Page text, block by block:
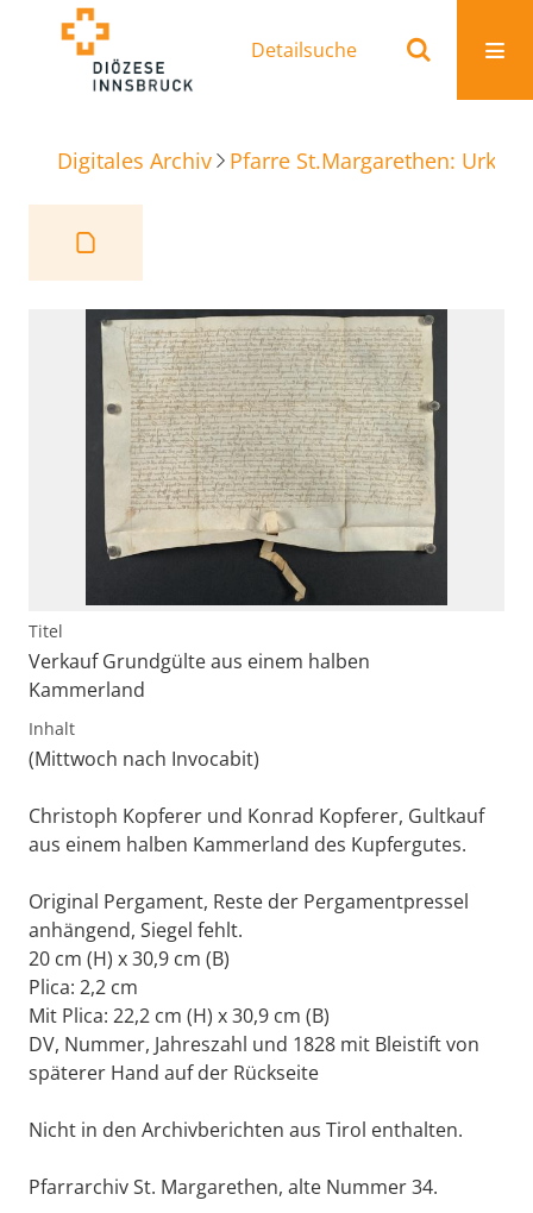
Detailsuche
Digitales Archiv Pfarre St.Margarethen:
Titel
Verkauf Grundgülte aus einem halben
Kammerland
Inhalt
(Mittwoch nach Invocabit)
Christoph Kopferer und Konrad Kopferer, Gultkauf
aus einem halben Kammerland des Kupfergutes.
Original Pergament, Reste der Pergamentpressel
anhängend, Siegel fehlt.
20 cm (H) x 30,9 cm (B)
Plica: 2,2 cm
Mit Plica: 22,2 cm (H) x 30,9 cm (B)
DV, Nummer, Jahreszahl und 1828 mit Bleistift von
späterer Hand auf der Rückseite
Nicht in den Archivberichten aus Tirol enthalten.
Pfarrarchiv St. Margarethen, alte Nummer 34.